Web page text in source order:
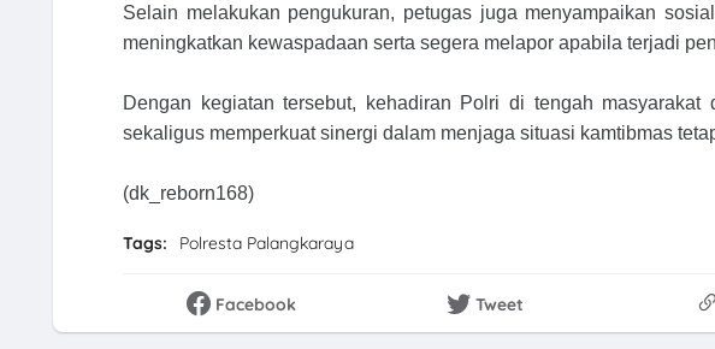
Selain melakukan pengukuran, petugas juga menyampaikan
meningkatkan kewaspadaan serta segera melapor apabila terjadi
Dengan kegiatan tersebut, kehadiran Polri di tengah masyarakat
sekaligus memperkuat sinergi dalam menjaga situasi kamtibmas
(dk_reborn168)
Tags: Polresta Palangkaraya
Facebook Tweet